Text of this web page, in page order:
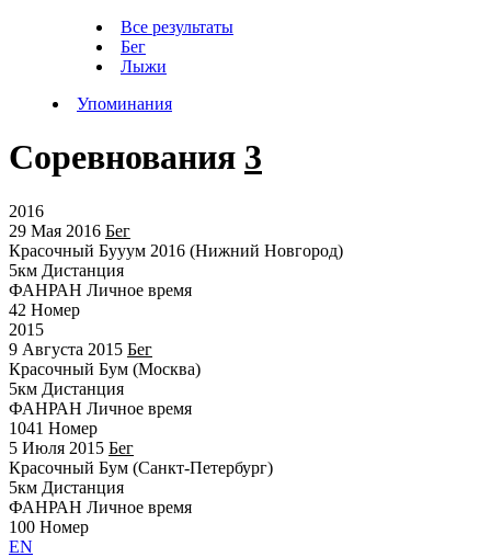
Все результаты
Бег
Лыжи
Упоминания
Соревнования 3
2016
29 Мая 2016 Бег
Красочный Бууум 2016 (Нижний Новгород)
5км Дистанция
ФАНРАН Личное время
42 Номер
2015
9 Августа 2015 Бег
Красочный Бум (Москва)
5км Дистанция
ФАНРАН Личное время
1041 Номер
5 Июля 2015 Бег
Красочный Бум (Санкт-Петербург)
5км Дистанция
ФАНРАН Личное время
100 Номер
EN